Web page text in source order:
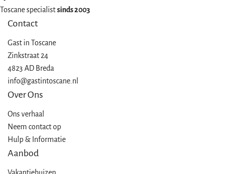
Toscane specialistsinds 2003
Contact
Gast in Toscane
Zinkstraat 24
4823 AD Breda
info@gastintoscane.nl
Over Ons
Ons verhaal
Neem contact op
Hulp & Informatie
Aanbod